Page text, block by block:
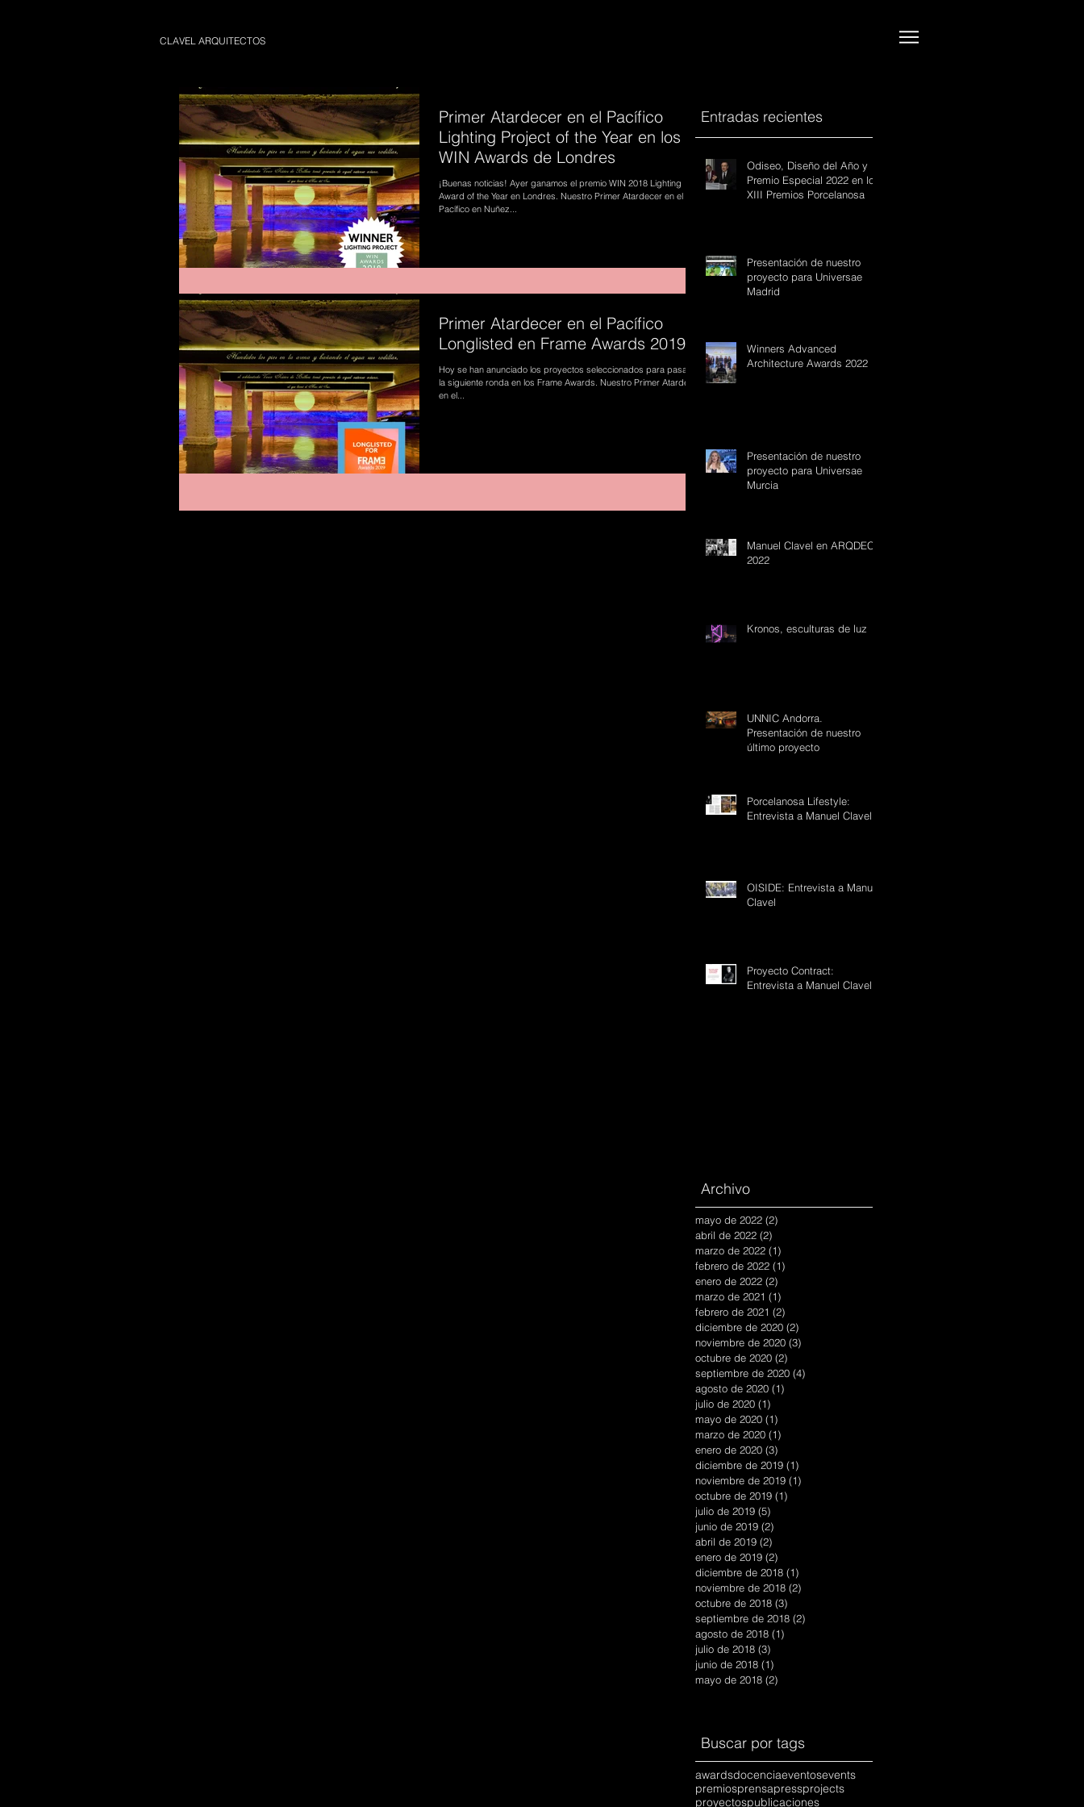
CLAVEL ARQUITECTOS
Primer Atardecer en el Pacífico
Lighting Project of the Year en los
WIN Awards de Londres
¡Buenas noticias! Ayer ganamos el premio WIN 2018 Lighting
Award of the Year en Londres. Nuestro Primer Atardecer en el
Pacífico en Nuñez...
Primer Atardecer en el Pacífico
Longlisted en Frame Awards 2019
Hoy se han anunciado los proyectos seleccionados para pasar a
la siguiente ronda en los Frame Awards. Nuestro Primer Atardecer
en el...
Entradas recientes
Odiseo, Diseño del Año y
Premio Especial 2022 en los
XIII Premios Porcelanosa
Presentación de nuestro
proyecto para Universae
Madrid
Winners Advanced
Architecture Awards 2022
Presentación de nuestro
proyecto para Universae
Murcia
Manuel Clavel en ARQDECÓ
2022
Kronos, esculturas de luz
UNNIC Andorra.
Presentación de nuestro
último proyecto
Porcelanosa Lifestyle:
Entrevista a Manuel Clavel
OISIDE: Entrevista a Manuel
Clavel
Proyecto Contract:
Entrevista a Manuel Clavel
Archivo
mayo de 2022 (2)
abril de 2022 (2)
marzo de 2022 (1)
febrero de 2022 (1)
enero de 2022 (2)
marzo de 2021 (1)
febrero de 2021 (2)
diciembre de 2020 (2)
noviembre de 2020 (3)
octubre de 2020 (2)
septiembre de 2020 (4)
agosto de 2020 (1)
julio de 2020 (1)
mayo de 2020 (1)
marzo de 2020 (1)
enero de 2020 (3)
diciembre de 2019 (1)
noviembre de 2019 (1)
octubre de 2019 (1)
julio de 2019 (5)
junio de 2019 (2)
abril de 2019 (2)
enero de 2019 (2)
diciembre de 2018 (1)
noviembre de 2018 (2)
octubre de 2018 (3)
septiembre de 2018 (2)
agosto de 2018 (1)
julio de 2018 (3)
junio de 2018 (1)
mayo de 2018 (2)
Buscar por tags
awardsdocenciaeventosevents
premiosprensapressprojects
proyectospublicaciones